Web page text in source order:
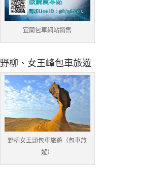
宜蘭包車網站銷售
野柳、女王峰包車旅遊
野柳女王頭包車旅遊（包車旅
遊）